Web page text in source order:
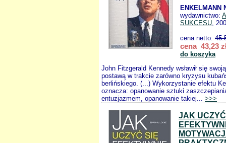
ENKELMANN
wydawnictwo:
SUKCESU,
cena netto:
cena 43,23
do koszyka
John Fitzgerald Kennedy wsławił się
postawą w trakcie zarówno kryzysu
berlińskiego. (...) Wykorzystanie efektu
oznacza: opanowanie sztuki
entuzjazmem, opanowanie takiej... >>>
JAK